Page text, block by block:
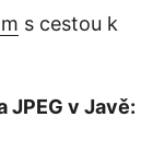
s cestou k
JPEG v Javě: